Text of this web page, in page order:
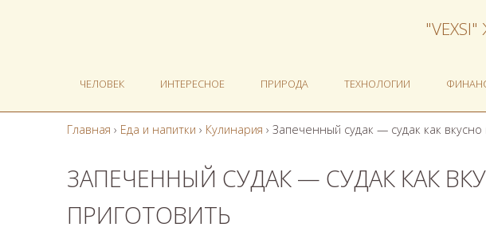
ЧЕЛОВЕК ИНТЕРЕСНОЕ ПРИРОДА ТЕХНОЛОГИИ
Главная › Еда и напитки › Кулинария › Запеченный судак — судак как вкусно
ЗАПЕЧЕННЫЙ СУДАК — СУДАК КАК
ПРИГОТОВИТЬ